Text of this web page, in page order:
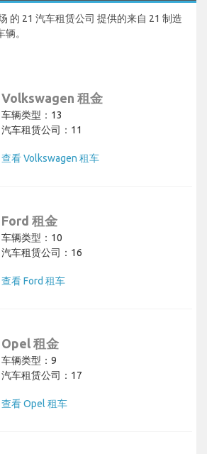
的 21 汽车租赁公司 提供的来自 21 制造
。
Volkswagen 租金
车辆类型：13
汽车租赁公司：11
查看 Volkswagen 租车
Ford 租金
车辆类型：10
汽车租赁公司：16
查看 Ford 租车
Opel 租金
车辆类型：9
汽车租赁公司：17
查看 Opel 租车